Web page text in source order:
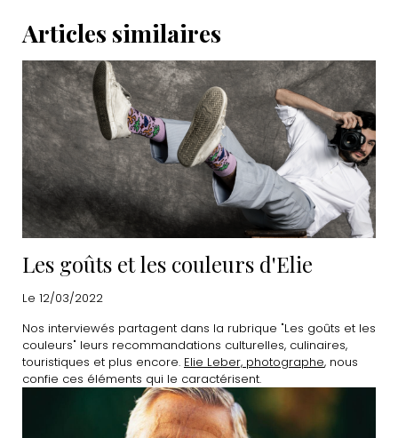
Articles similaires
Les goûts et les couleurs d'Elie
Le 12/03/2022
Nos interviewés partagent dans la rubrique "Les goûts et les
couleurs" leurs recommandations culturelles, culinaires,
touristiques et plus encore. Elie Leber, photographe, nous
confie ces éléments qui le caractérisent.